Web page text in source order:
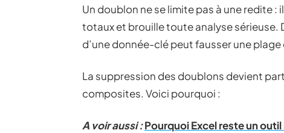
Un doublon ne se limite pas à une redite
totaux et brouille toute analyse
d’une donnée-clé peut fausser une
La suppression des doublons devient
composites. Voici pourquoi :
A voir aussi :Pourquoi Excel reste un